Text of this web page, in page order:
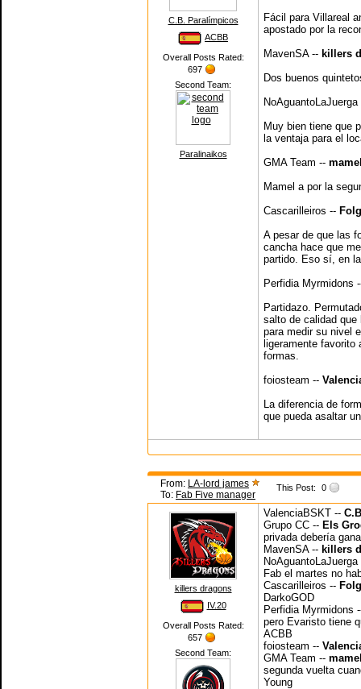
C.B. Paralímpicos
ACBB
Overall Posts Rated:
697
Second Team:
Paralinaikos
Fácil para Villareal
apostado por la
MavenSA -- killers
Dos buenos
Muy bien tiene que
la ventaja para el
GMA Team --
Mamel a por la
Cascarilleiros --
A pesar de que las
cancha hace que
partido. Eso sí, en
Perfidia Myrmidons
Partidazo.
salto de calidad que
para medir su nivel
ligeramente favorito
formas.
foiosteam --
La diferencia de
que pueda asaltar
From: LA-lord james
To: Fab Five manager
This Post: 0
killers dragons
IV.20
Overall Posts Rated:
657
Second Team:
ValenciaBSKT --
Grupo CC -- Els
privada debería
MavenSA -- killers
Fab el martes no
Cascarilleiros --
DarkoGOD
Perfidia Myrmidons
pero Evaristo tiene
ACBB
foiosteam --
GMA Team --
segunda vuelta
Young